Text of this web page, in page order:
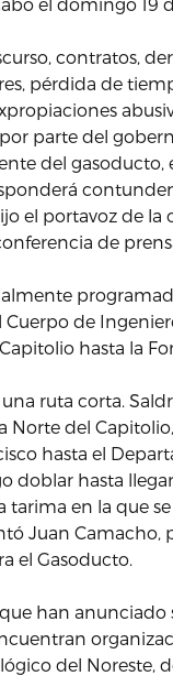
contratos,
pérdida de
parte del
del gasoducto,
el portavoz de la
de
Cuerpo de
hasta la
ruta corta.
Norte del
hasta el
doblar hasta
en la que
Juan Camacho,
el Gasoducto.
han
del Noreste,